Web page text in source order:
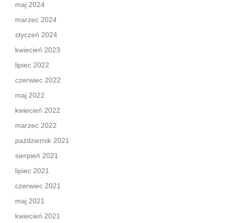
maj 2024
marzec 2024
styczeń 2024
kwiecień 2023
lipiec 2022
czerwiec 2022
maj 2022
kwiecień 2022
marzec 2022
październik 2021
sierpień 2021
lipiec 2021
czerwiec 2021
maj 2021
kwiecień 2021